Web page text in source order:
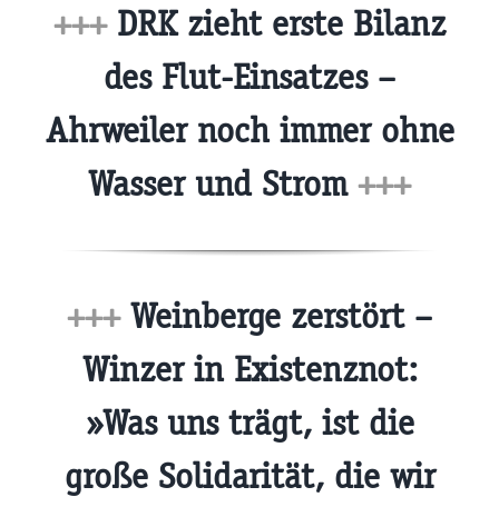
+++DRK zieht erste Bilanz
des Flut-Einsatzes –
Ahrweiler noch immer ohne
Wasser und Strom +++
+++Weinberge zerstört –
Winzer in Existenznot:
»Was uns trägt, ist die
große Solidarität, die wir